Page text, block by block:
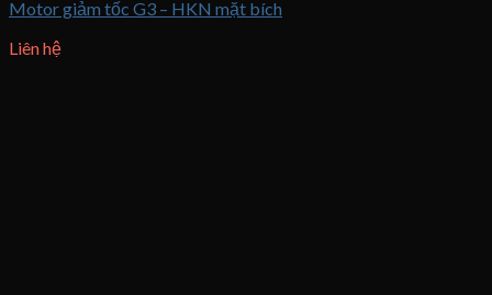
Motor giảm tốc G3 – HKN mặt bích
Liên hệ